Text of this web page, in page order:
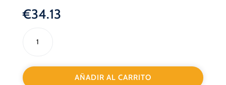
€34.13
MANIVELA
BLANCA
C/ROSETA
AÑADIR AL CARRITO